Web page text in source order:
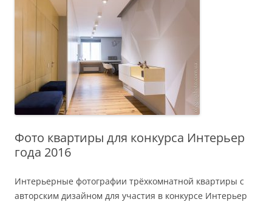
Фото квартиры для конкурса Интерьер
года 2016
Интерьерные фотографии трёхкомнатной квартиры с
авторским дизайном для участия в конкурсе Интерьер